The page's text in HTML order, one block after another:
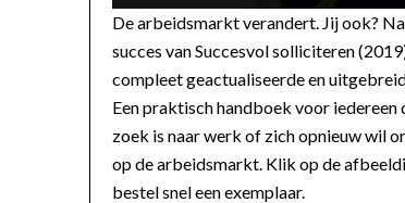
De arbeidsmarkt verandert. Jij ook?
succes van Succesvol solliciteren
compleet geactualiseerde en
Een praktisch handboek voor iedereen
zoek is naar werk of zich opnieuw wil
op de arbeidsmarkt. Klik op de
bestel snel een exemplaar.